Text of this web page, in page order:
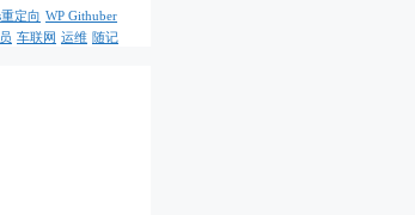
定向 WP Githuber
车联网 运维 随记